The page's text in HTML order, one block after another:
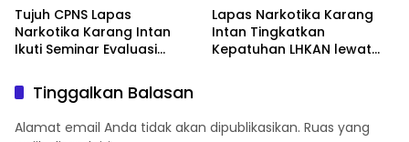
Tujuh CPNS Lapas
Narkotika Karang Intan
Ikuti Seminar Evaluasi
Golongan II Tahun 2026
Lapas Narkotika Karang
Intan Tingkatkan
Kepatuhan LHKAN lewat
Tinggalkan Balasan
Alamat email Anda tidak akan dipublikasikan. Ruas yang